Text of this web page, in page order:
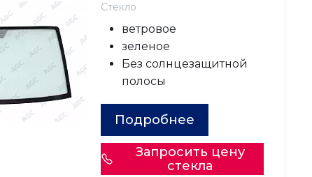
Стекло
ветровое
зеленое
Без солнцезащитной
полосы
Подробнее
Запросить цену
стекла